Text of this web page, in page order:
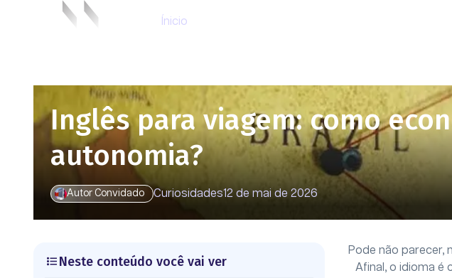
Ínicio
Inglês para viagem: como
autonomia?
Autor Convidado Curiosidades12 de mai de 2026
Neste conteúdo você vai ver
Pode não parecer,
Afinal, o idioma é